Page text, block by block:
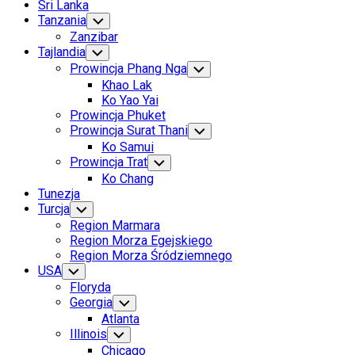
Sri Lanka
Tanzania Toggle
Child
Menu
Zanzibar
Tajlandia Toggle
Child
Menu
Prowincja Phang Nga Toggle
Child
Khao Lak
Ko Yao Yai
Prowincja Phuket
Prowincja Surat Thani Toggle
Child
Ko Samui
Prowincja Trat Toggle
Child
Menu
Ko Chang
Tunezja
Turcja Toggle
Child
Menu
Region Marmara
Region Morza Egejskiego
Region Morza Śródziemnego
USA Toggle
Child
Menu
Floryda
Georgia Toggle
Child
Menu
Atlanta
Illinois Toggle
Child
Chicago